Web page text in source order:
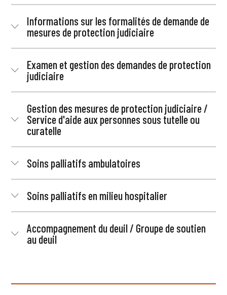
Informations sur les formalités de demande de
mesures de protection judiciaire
Examen et gestion des demandes de protection
judiciaire
Gestion des mesures de protection judiciaire /
Service d'aide aux personnes sous tutelle ou
curatelle
Soins palliatifs ambulatoires
Soins palliatifs en milieu hospitalier
Accompagnement du deuil / Groupe de soutien
au deuil